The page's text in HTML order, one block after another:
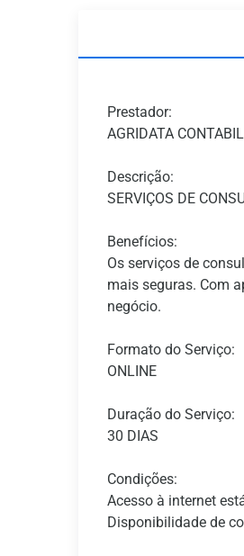
Prestador:
AGRIDATA
Descrição:
SERVIÇOS DE
Benefícios:
Os serviços de
mais seguras. Com
negócio.
Formato do Serviço:
ONLINE
Duração do Serviço:
30 DIAS
Condições:
Acesso à internet
Disponibilidade de